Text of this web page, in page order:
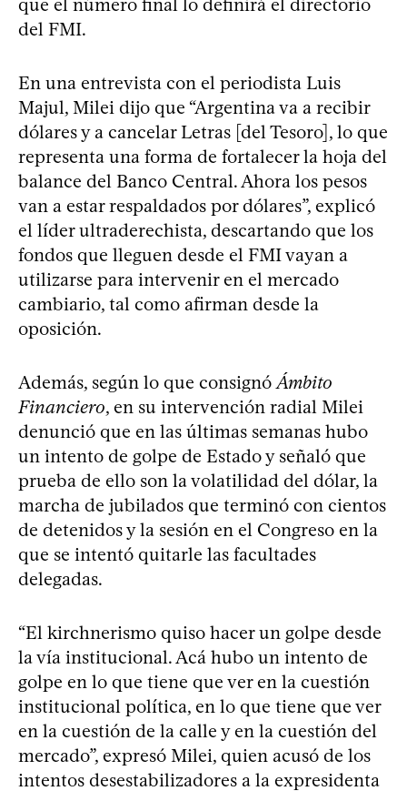
del FMI.
En una entrevista con el periodista Luis
Majul, Milei dijo que “Argentina va a recibir
dólares y a cancelar Letras [del Tesoro], lo que
representa una forma de fortalecer la hoja del
balance del Banco Central. Ahora los pesos
van a estar respaldados por dólares”, explicó
el líder ultraderechista, descartando que los
fondos que lleguen desde el FMI vayan a
utilizarse para intervenir en el mercado
cambiario, tal como afirman desde la
oposición.
Además, según lo que consignó Ámbito
Financiero, en su intervención radial Milei
denunció que en las últimas semanas hubo
un intento de golpe de Estado y señaló que
prueba de ello son la volatilidad del dólar, la
marcha de jubilados que terminó con cientos
de detenidos y la sesión en el Congreso en la
que se intentó quitarle las facultades
delegadas.
“El kirchnerismo quiso hacer un golpe desde
la vía institucional. Acá hubo un intento de
golpe en lo que tiene que ver en la cuestión
institucional política, en lo que tiene que ver
en la cuestión de la calle y en la cuestión del
mercado”, expresó Milei, quien acusó de los
intentos desestabilizadores a la expresidenta